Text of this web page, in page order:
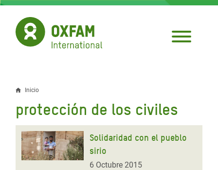
Pasar
contenido
principal
Sobrescribir
enlaces
de
ayuda
Inicio
protección de los civiles
Solidaridad con el pueblo
sirio
6 Octubre 2015